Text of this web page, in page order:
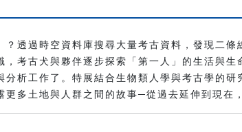
透過時空資料庫搜尋大量考古資料，發現二條
考古犬與夥伴逐步探索「第一人」的生活與生
析工作了。特展結合生物類人學與考古學的研
多土地與人群之間的故事─從過去延伸到現在